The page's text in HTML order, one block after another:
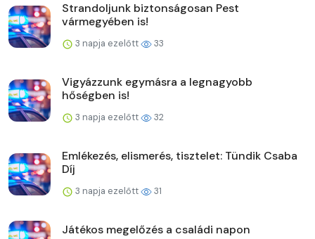
Strandoljunk biztonságosan Pest
vármegyében is!
3 napja ezelőtt 33
Vigyázzunk egymásra a legnagyobb
hőségben is!
3 napja ezelőtt 32
Emlékezés, elismerés, tisztelet: Tündik Csaba
Díj
3 napja ezelőtt 31
Játékos megelőzés a családi napon